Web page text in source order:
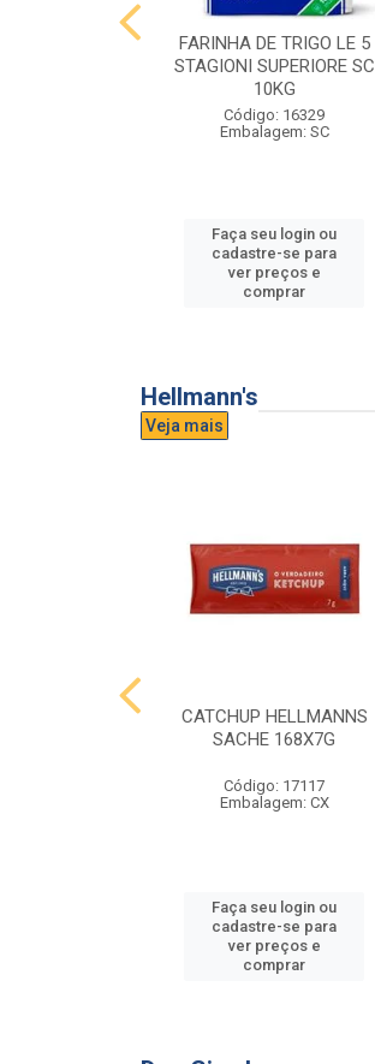
FARINHA DE TRIGO LE 5
STAGIONI SUPERIORE SC
10KG
Código: 16329
Embalagem: SC
Faça seu login ou
cadastre-se para
ver preços e
comprar
Hellmann's
Veja mais
CATCHUP HELLMANNS
SACHE 168X7G
Código: 17117
Embalagem: CX
Faça seu login ou
cadastre-se para
ver preços e
comprar